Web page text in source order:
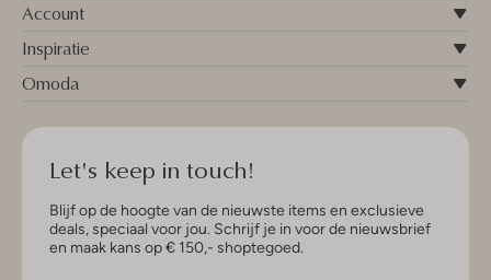
Account
Inspiratie
Omoda
Let's keep in touch!
Blijf op de hoogte van de nieuwste items en exclusieve
deals, speciaal voor jou. Schrijf je in voor de nieuwsbrief
en maak kans op € 150,- shoptegoed.